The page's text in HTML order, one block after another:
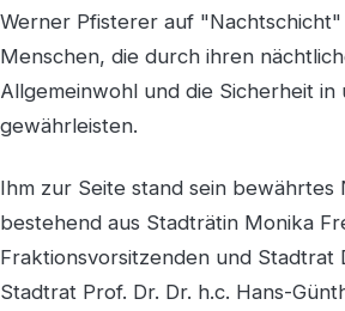
Werner Pfisterer auf
Menschen, die durch ihren
Allgemeinwohl und die Sicherheit in
gewährleisten.
Ihm zur Seite stand sein bewährtes
bestehend aus Stadträtin Monika
Fraktionsvorsitzenden und Stadtrat
Stadtrat Prof. Dr. Dr. h.c. Hans-